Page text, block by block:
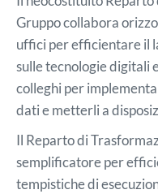
Gruppo collabora
uffici per efficientare il
sulle tecnologie digitali
colleghi per
dati e metterli a
Il Reparto di
semplificatore per
tempistiche di